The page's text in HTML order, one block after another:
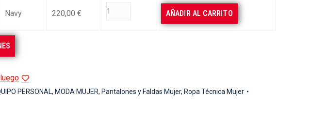
Navy 220,00 € AÑADIR AL CARRITO
PERSONAL, MODA MUJER, Pantalones y Faldas Mujer, Ropa Técnica Mujer